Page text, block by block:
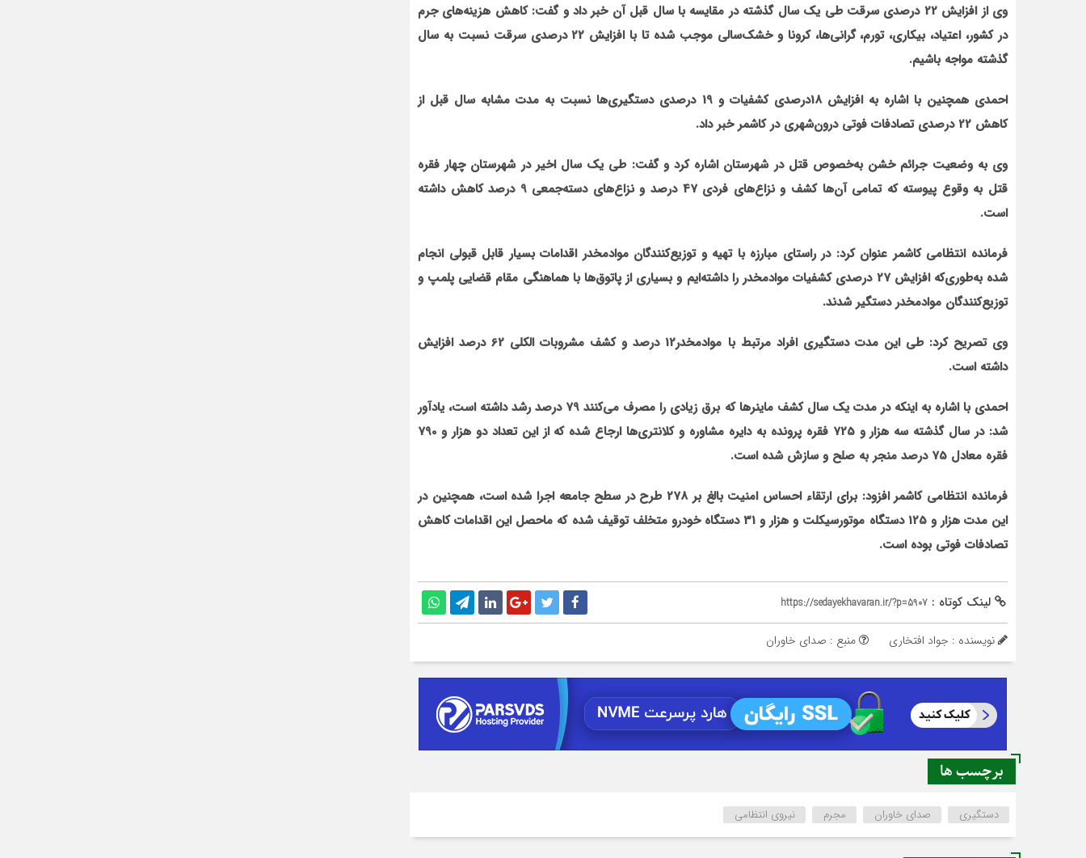
وی از افزایش 22 درصدی سرقت طی یک سال گذشته در مقایسه با سال قبل آن خبر داد و گفت: کاهش هزینه‌های جرم
در کشور، اعتیاد، بیکاری، تورم، گرانی‌ها، کرونا و خشک‌سالی موجب شده تا با افزایش 22 درصدی سرقت نسبت به سال
گذشته مواجه باشیم.
احمدی هم‏چنین با اشاره به افزایش 18درصدی کشفیات و 19 درصدی دستگیری‌ها نسبت به مدت مشابه سال قبل از
کاهش 22 درصدی تصادفات فوتی درون‌شهری در کاشمر خبر داد.
وی به وضعیت جرائم خشن به‌خصوص قتل در شهرستان اشاره کرد و گفت: طی یک سال اخیر در شهرستان چهار فقره
قتل به وقوع پیوسته که تمامی آن‌ها کشف و نزاع‌های فردی 47 درصد و نزاع‌های دسته‌جمعی 9 درصد کاهش داشته‌
است.
فرمانده انتظامی کاشمر عنوان کرد: در راستای مبارزه با تهیه و توزیع‌کنندگان موادمخدر اقدامات بسیار قابل قبولی انجام
شده به‌طوری‌که افزایش 27 درصدی کشفیات موادمخدر را داشته‌ایم و بسیاری از پاتوق‌ها با هماهنگی مقام قضایی پلمپ و
توزیع‌کنندگان موادمخدر دستگیر شدند.
وی تصریح کرد: طی این مدت دستگیری افراد مرتبط با موادمخدر12 درصد و کشف مشروبات الکلی 62 درصد افزایش
داشته است.
احمدی با اشاره به این‏که در مدت یک سال کشف ماینرها که برق زیادی را مصرف می‌کنند 79 درصد رشد داشته است، یادآور
شد: در سال گذشته سه هزار و 725 فقره پرونده به دایره مشاوره و کلانتری‌ها ارجاع شده که از این تعداد دو هزار و 790
فقره معادل 75 درصد منجر به صلح و سازش شده است.
فرمانده انتظامی کاشمر افزود: برای ارتقاء احساس امنیت بالغ بر 278 طرح در سطح جامعه اجرا شده است، هم‏چنین در
این مدت هزار و 125 دستگاه موتورسیکلت و هزار و 31 دستگاه خودرو متخلف توقیف شده که ماحصل این اقدامات کاهش
تصادفات فوتی بوده است.
لینک کوتاه : https://sedayekhavaran.ir/?p=5907
نویسنده : جواد افتخاری منبع : صدای خاوران
برچسب ها
دستگیری صدای خاوران مجرم نیروی انتظامی